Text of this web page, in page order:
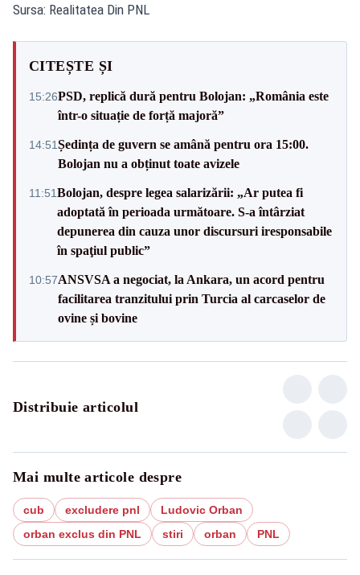
Sursa: Realitatea Din PNL
CITEȘTE ȘI
15:26PSD, replică dură pentru Bolojan: „România este
într-o situație de forță majoră”
14:51Ședința de guvern se amână pentru ora 15:00.
Bolojan nu a obținut toate avizele
11:51Bolojan, despre legea salarizării: „Ar putea fi
adoptată în perioada următoare. S-a întârziat
depunerea din cauza unor discursuri iresponsabile
în spaţiul public”
10:57ANSVSA a negociat, la Ankara, un acord pentru
facilitarea tranzitului prin Turcia al carcaselor de
ovine și bovine
Distribuie articolul
Mai multe articole despre
cub excludere pnl
Ludovic Orban
orban exclus din PNL
stiri orban PNL